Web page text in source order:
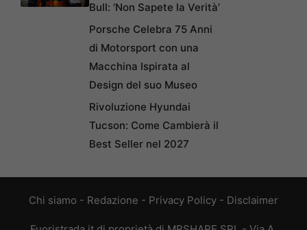
Bull: ‘Non Sapete la Verità’
Porsche Celebra 75 Anni
di Motorsport con una
Macchina Ispirata al
Design del suo Museo
Rivoluzione Hyundai
Tucson: Come Cambierà il
Best Seller nel 2027
Chi siamo - Redazione - Privacy Policy - Disclaimer